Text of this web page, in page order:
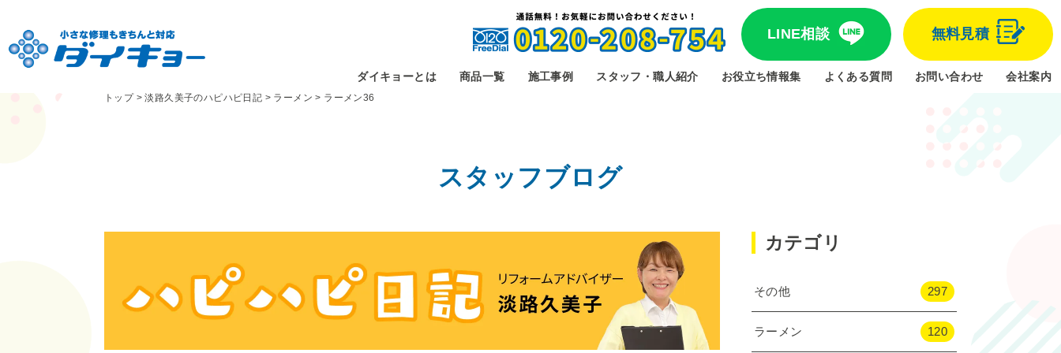
LINE相談 無料見積
ダイキョーとは 商品一覧 施工事例 スタッフ・職人紹介 お役立ち情報集 よくある質問 お問い合わせ 会社案内
トップ>淡路久美子のハピハピ日記 > ラーメン > ラーメン36
スタッフブログ
カテゴリ
その他 297
ラーメン 120